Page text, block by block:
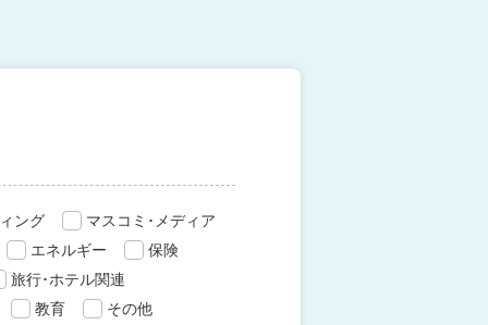
ング
マスコミ･メディア
エネルギー
保険
旅行･ホテル関連
教育
その他